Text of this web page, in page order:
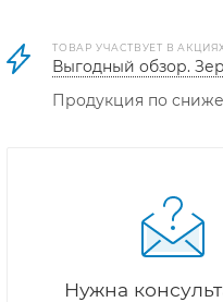
ТОВАР УЧАСТВУЕТ В АКЦИЯХ
Выгодный обзор.
Продукция по
Нужна